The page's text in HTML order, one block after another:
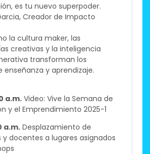
es tu nuevo superpoder.
Creador de Impacto
la cultura maker, las
creativas y la inteligencia
transforman los
enseñanza y aprendizaje.​
a.m.Video: Vive la Semana de
y el Emprendimiento 2025-1​
a.m.Desplazamiento de
docentes a lugares asignados